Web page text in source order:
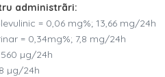
administrãri:
= 0,06 mg%; 13,66 mg/24h
= 0,34mg%; 7,8 mg/24h
µg/24h
µg/24h